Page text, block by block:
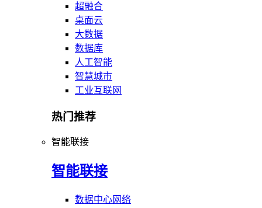
超融合
桌面云
大数据
数据库
人工智能
智慧城市
工业互联网
热门推荐
智能联接
智能联接
数据中心网络